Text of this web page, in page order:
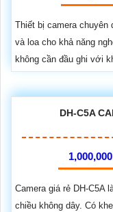
Thiết bị camera chuyên
và loa cho khả năng
không cần đầu ghi với
DH-C5A
Camera giá rẻ DH-C5A
chiều không dây. Có